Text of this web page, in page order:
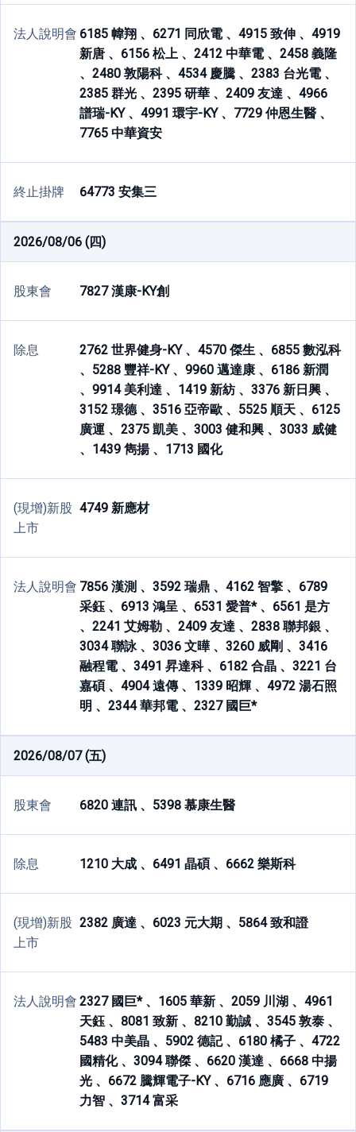
法人說明會 6185 幃翔 、 6271 同欣電 、 4915 致伸 、 4919
新唐 、 6156 松上 、 2412 中華電 、 2458 義隆
、 2480 敦陽科 、 4534 慶騰 、 2383 台光電 、
2385 群光 、 2395 研華 、 2409 友達 、 4966
譜瑞-KY 、 4991 環宇-KY 、 7729 仲恩生醫 、
7765 中華資安
終止掛牌 64773 安集三
2026/08/06 (四)
股東會 7827 漢康-KY創
除息 2762 世界健身-KY 、 4570 傑生 、 6855 數泓科
、 5288 豐祥-KY 、 9960 邁達康 、 6186 新潤
、 9914 美利達 、 1419 新紡 、 3376 新日興 、
3152 璟德 、 3516 亞帝歐 、 5525 順天 、 6125
廣運 、 2375 凱美 、 3003 健和興 、 3033 威健
、 1439 雋揚 、 1713 國化
(現增)新股
上市
4749 新應材
法人說明會 7856 漢測 、 3592 瑞鼎 、 4162 智擎 、 6789
采鈺 、 6913 鴻呈 、 6531 愛普* 、 6561 是方
、 2241 艾姆勒 、 2409 友達 、 2838 聯邦銀 、
3034 聯詠 、 3036 文曄 、 3260 威剛 、 3416
融程電 、 3491 昇達科 、 6182 合晶 、 3221 台
嘉碩 、 4904 遠傳 、 1339 昭輝 、 4972 湯石照
明 、 2344 華邦電 、 2327 國巨*
2026/08/07 (五)
股東會 6820 連訊 、 5398 慕康生醫
除息 1210 大成 、 6491 晶碩 、 6662 樂斯科
(現增)新股
上市
2382 廣達 、 6023 元大期 、 5864 致和證
法人說明會 2327 國巨* 、 1605 華新 、 2059 川湖 、 4961
天鈺 、 8081 致新 、 8210 勤誠 、 3545 敦泰 、
5483 中美晶 、 5902 德記 、 6180 橘子 、 4722
國精化 、 3094 聯傑 、 6620 漢達 、 6668 中揚
光 、 6672 騰輝電子-KY 、 6716 應廣 、 6719
力智 、 3714 富采